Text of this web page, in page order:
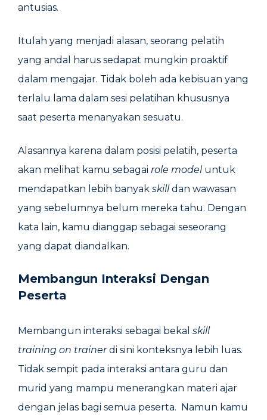
antusias.
Itulah yang menjadi alasan, seorang pelatih
yang andal harus sedapat mungkin proaktif
dalam mengajar. Tidak boleh ada kebisuan yang
terlalu lama dalam sesi pelatihan khususnya
saat peserta menanyakan sesuatu.
Alasannya karena dalam posisi pelatih, peserta
akan melihat kamu sebagai role model untuk
mendapatkan lebih banyak skilldan wawasan
yang sebelumnya belum mereka tahu. Dengan
kata lain, kamu dianggap sebagai seseorang
yang dapat diandalkan.
Membangun Interaksi Dengan
Peserta
Membangun interaksi sebagai bekal skill
training on trainerdi sini konteksnya lebih luas.
Tidak sempit pada interaksi antara guru dan
murid yang mampu menerangkan materi ajar
dengan jelas bagi semua peserta. Namun kamu